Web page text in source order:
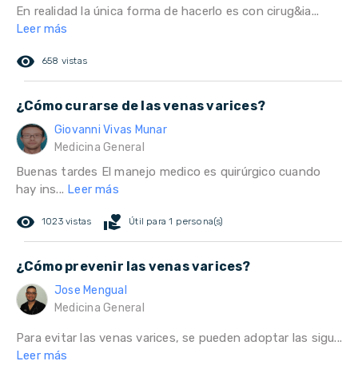
En realidad la única forma de hacerlo es con cirug&ia...
Leer más
remove_red_eye 658 vistas
¿Cómo curarse de las venas varices?
Giovanni Vivas Munar
Medicina General
Buenas tardes El manejo medico es quirúrgico cuando
hay ins... Leer más
remove_red_eye 1023 vistas volunteer_activism Útil para 1 persona(s)
¿Cómo prevenir las venas varices?
Jose Mengual
Medicina General
Para evitar las venas varices, se pueden adoptar las sigu...
Leer más